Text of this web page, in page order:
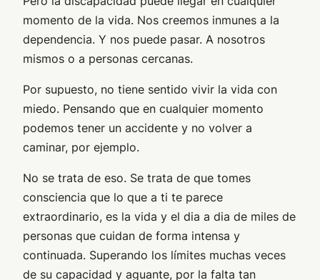
momento de la vida. Nos creemos inmunes a la
dependencia. Y nos puede pasar. A nosotros
mismos o a personas cercanas.
Por supuesto, no tiene sentido vivir la vida con
miedo. Pensando que en cualquier momento
podemos tener un accidente y no volver a
caminar, por ejemplo.
No se trata de eso. Se trata de que tomes
consciencia que lo que a ti te parece
extraordinario, es la vida y el dia a dia de miles de
personas que cuidan de forma intensa y
continuada. Superando los límites muchas veces
de su capacidad y aguante, por la falta tan